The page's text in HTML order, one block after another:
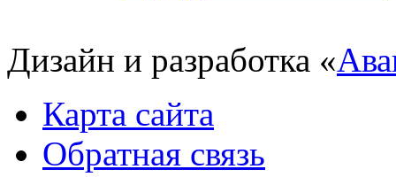
Дизайн и разработка «
Карта сайта
Обратная связь